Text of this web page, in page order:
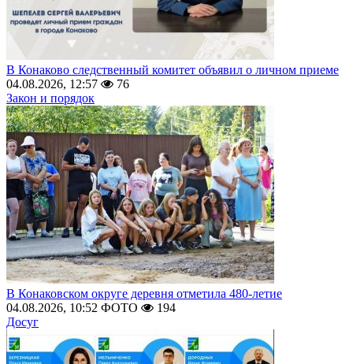
В Конаково следственный комитет объявил о личном приеме
04.08.2026, 12:57
76
Закон и порядок
В Конаковском округе деревня отметила 480-летие
04.08.2026, 10:52 ФОТО
194
Досуг